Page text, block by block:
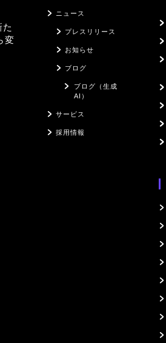
変
ニュース
プレスリリース
お知らせ
ブログ
ブログ（生成
AI）
サービス
採用情報